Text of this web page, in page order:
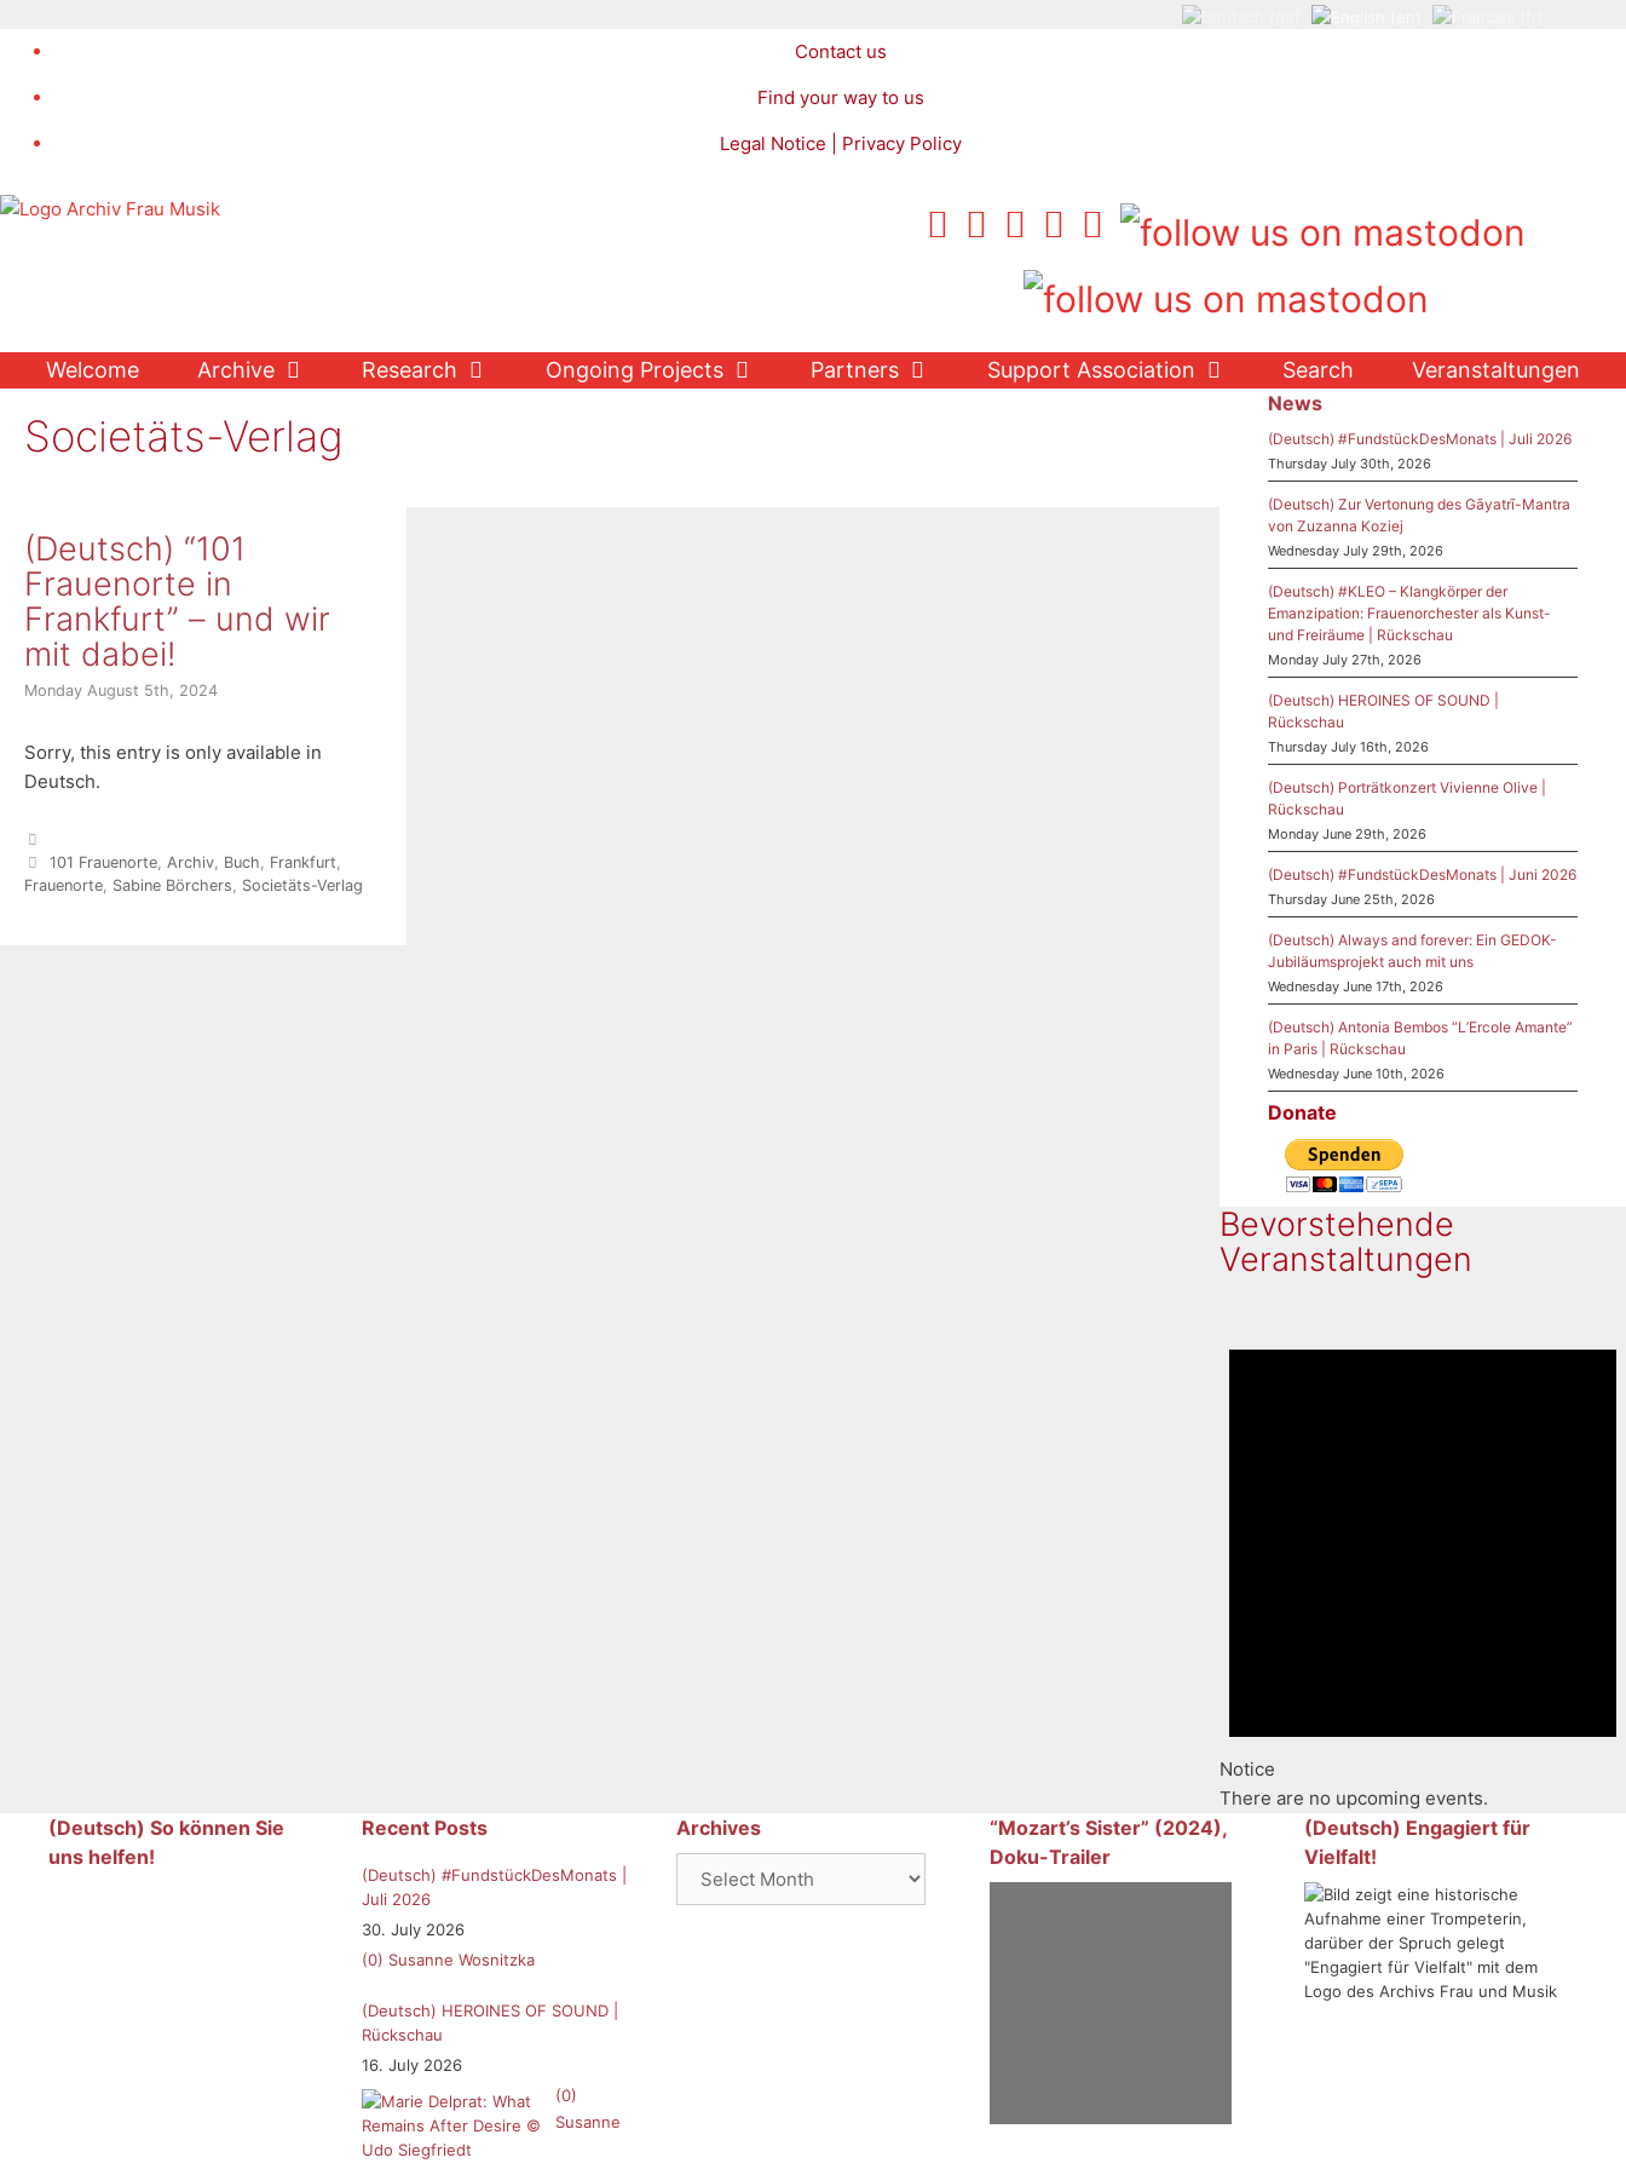
Contact us
Find your way to us
Legal Notice | Privacy Policy
Welcome Archive Research Ongoing Projects Partners Support Association Search Veranstaltungen
Societäts-Verlag
(Deutsch) “101
Frauenorte in
Frankfurt” – und wir
mit dabei!
Monday August 5th, 2024
Sorry, this entry is only available in
Deutsch.
Tags
101 Frauenorte, Archiv, Buch Frankfurt
Frauenorte Sabine Börchers Societäts-Verlag
News
(Deutsch) #FundstückDesMonats | Juli 2026
Thursday July 30th, 2026
(Deutsch) Zur Vertonung des Gāyatrī-Mantra
von Zuzanna Koziej
Wednesday July 29th, 2026
(Deutsch) #KLEO – Klangkörper der
Emanzipation: Frauenorchester als Kunst-
und Freiräume | Rückschau
Monday July 27th, 2026
(Deutsch) HEROINES OF SOUND |
Rückschau
Thursday July 16th, 2026
(Deutsch) Porträtkonzert Vivienne Olive |
Rückschau
Monday June 29th, 2026
(Deutsch) #FundstückDesMonats | Juni 2026
Thursday June 25th, 2026
(Deutsch) Always and forever: Ein GEDOK-
Jubiläumsprojekt auch mit uns
Wednesday June 17th, 2026
(Deutsch) Antonia Bembos “L’Ercole Amante”
in Paris | Rückschau
Wednesday June 10th, 2026
Donate
Bevorstehende
Veranstaltungen
Notice
There are no upcoming events.
(Deutsch) So können Sie
uns helfen!
Recent Posts
(Deutsch) #FundstückDesMonats |
Juli 2026
30. July 2026
(0) Susanne Wosnitzka
(Deutsch) HEROINES OF SOUND |
Rückschau
16. July 2026
(0)
Susanne
Archives
“Mozart’s Sister” (2024),
Doku-Trailer
(Deutsch) Engagiert für
Vielfalt!